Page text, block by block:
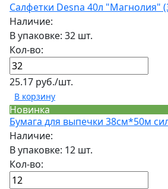
Салфетки Desna 40л "Магнолия"
Наличие:
В упаковке: 32 шт.
Кол-во:
25.17 руб./шт.
В корзину
Новинка
Бумага для выпечки 38см*50м
Наличие:
В упаковке: 12 шт.
Кол-во: